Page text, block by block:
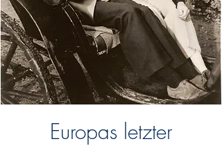
Europas letzter